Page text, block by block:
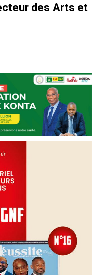
des Arts et